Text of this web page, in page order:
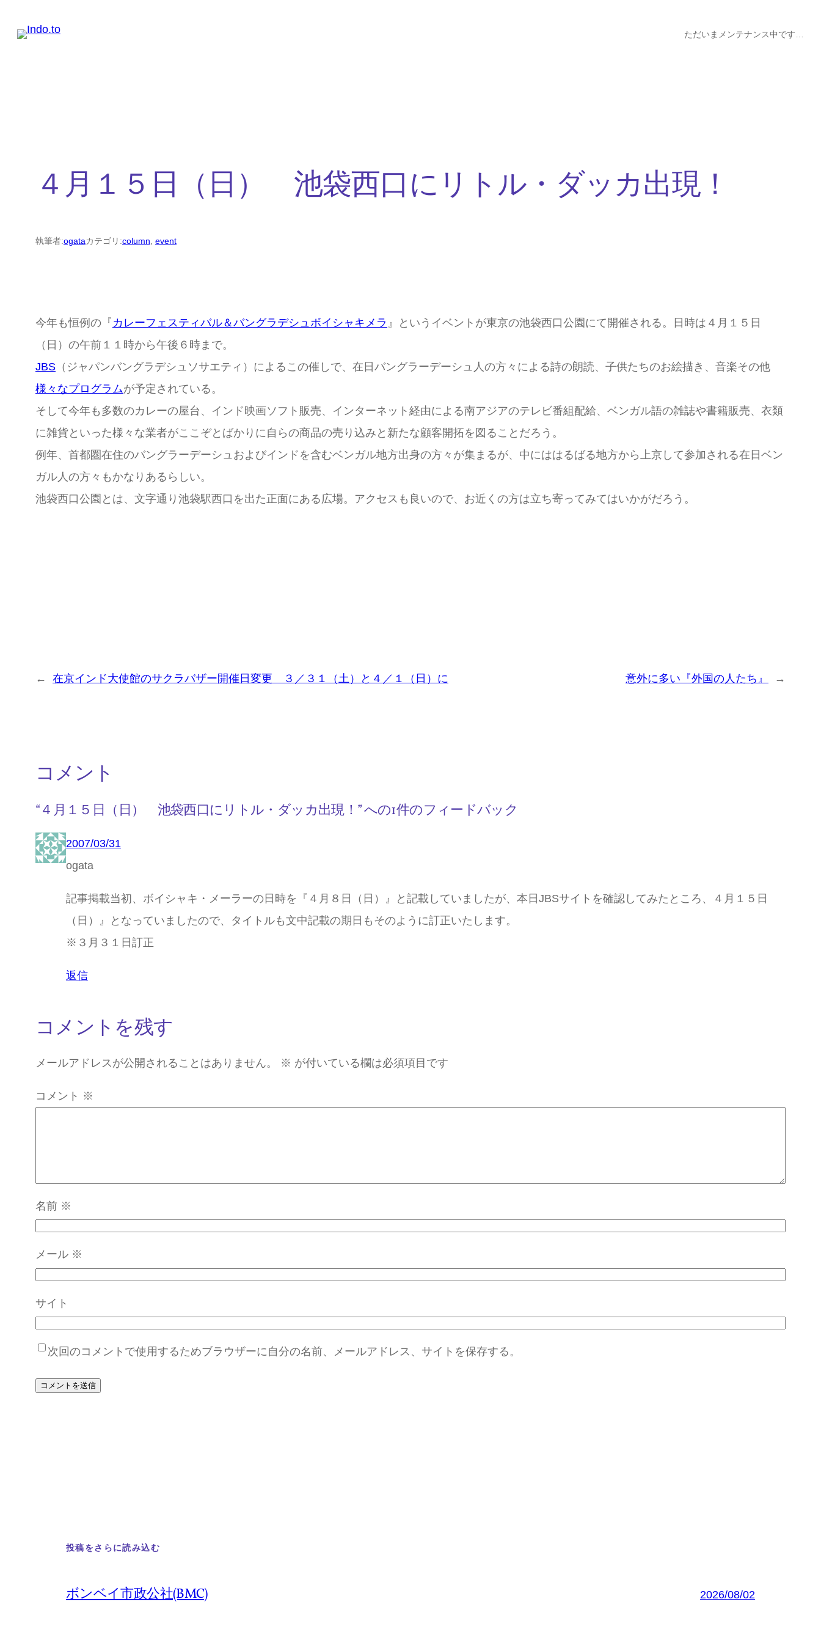
ただいまメンテナンス中です…
４月１５日（日） 池袋西口にリトル・ダッカ出現！
執筆者:ogataカテゴリ:column, event
今年も恒例の『 カレーフェスティバル＆バングラデシュボイシャキメラ 』というイベントが東京の池袋西口公園にて開催される。日時は４月１５日
（日）の午前１１時から午後６時まで。
JBS （ジャパンバングラデシュソサエティ）によるこの催しで、在日バングラーデーシュ人の方々による詩の朗読、子供たちのお絵描き、音楽その他
様々なプログラムが予定されている。
そして今年も多数のカレーの屋台、インド映画ソフト販売、インターネット経由による南アジアのテレビ番組配給、ベンガル語の雑誌や書籍販売、衣類
に雑貨といった様々な業者がここぞとばかりに自らの商品の売り込みと新たな顧客開拓を図ることだろう。
例年、首都圏在住のバングラーデーシュおよびインドを含むベンガル地方出身の方々が集まるが、中にははるばる地方から上京して参加される在日ベン
ガル人の方々もかなりあるらしい。
池袋西口公園とは、文字通り池袋駅西口を出た正面にある広場。アクセスも良いので、お近くの方は立ち寄ってみてはいかがだろう。
← 在京インド大使館のサクラバザー開催日変更 ３／３１（土）と４／１（日）に 意外に多い『外国の人たち』 →
コメント
“４月１５日（日） 池袋西口にリトル・ダッカ出現！” への1件のフィードバック
2007/03/31
ogata
記事掲載当初、ボイシャキ・メーラーの日時を『４月８日（日）』と記載していましたが、本日JBSサイトを確認してみたところ、４月１５日
（日）』となっていましたので、タイトルも文中記載の期日もそのように訂正いたします。
※３月３１日訂正
返信
コメントを残す
メールアドレスが公開されることはありません。 ※ が付いている欄は必須項目です
コメント ※
名前 ※
メール ※
サイト
次回のコメントで使用するためブラウザーに自分の名前、メールアドレス、サイトを保存する。
投稿をさらに読み込む
ボンベイ市政公社(BMC) 2026/08/02